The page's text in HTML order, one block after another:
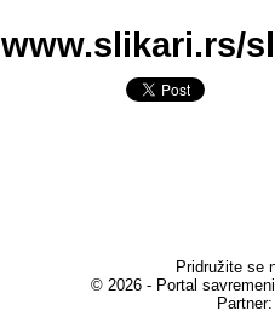
www.slikari.rs/
Pridružite se
© 2026 - Portal